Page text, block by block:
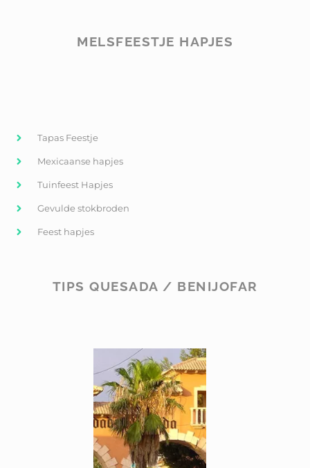
MELSFEESTJE HAPJES
Tapas Feestje
Mexicaanse hapjes
Tuinfeest Hapjes
Gevulde stokbroden
Feest hapjes
TIPS QUESADA / BENIJOFAR